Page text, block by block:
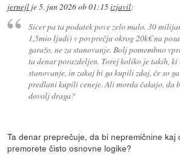
jernejl je5. jun 2026 ob 01:15izjavil:
Sicer pa ta podatek pove zelo malo. 30
1,5mio ljudi) v povprečju okrog 20k€ na
garažo, ne za stanovanje. Bolj pomembno
ta denar porazdeljen. Torej koliko je takih,
stanovanje, in zakaj bi ga kupili zdaj, če so
predlani kupili ceneje. Ali morda čakajo, da
dovolj draga?
Ta denar preprečuje, da bi nepremičnine kaj
premorete čisto osnovne logike?